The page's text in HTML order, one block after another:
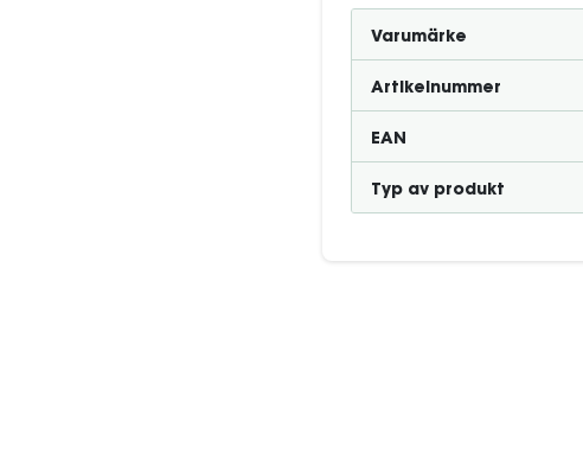
Varumärke
Artikelnummer
EAN
Typ av produkt